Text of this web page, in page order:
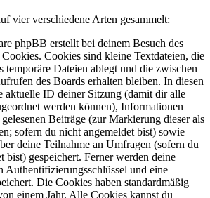
vier verschiedene Arten gesammelt:
phpBB erstellt bei deinem Besuch des
Cookies sind kleine Textdateien, die
temporäre Dateien ablegt und die zwischen
des Boards erhalten bleiben. In diesen
aktuelle ID deiner Sitzung (damit dir alle
werden können), Informationen
Beiträge (zur Markierung dieser als
sofern du nicht angemeldet bist) sowie
deine Teilnahme an Umfragen (sofern du
bist) gespeichert. Ferner werden deine
Authentifizierungsschlüssel und eine
Die Cookies haben standardmäßig
einem Jahr. Alle Cookies kannst du